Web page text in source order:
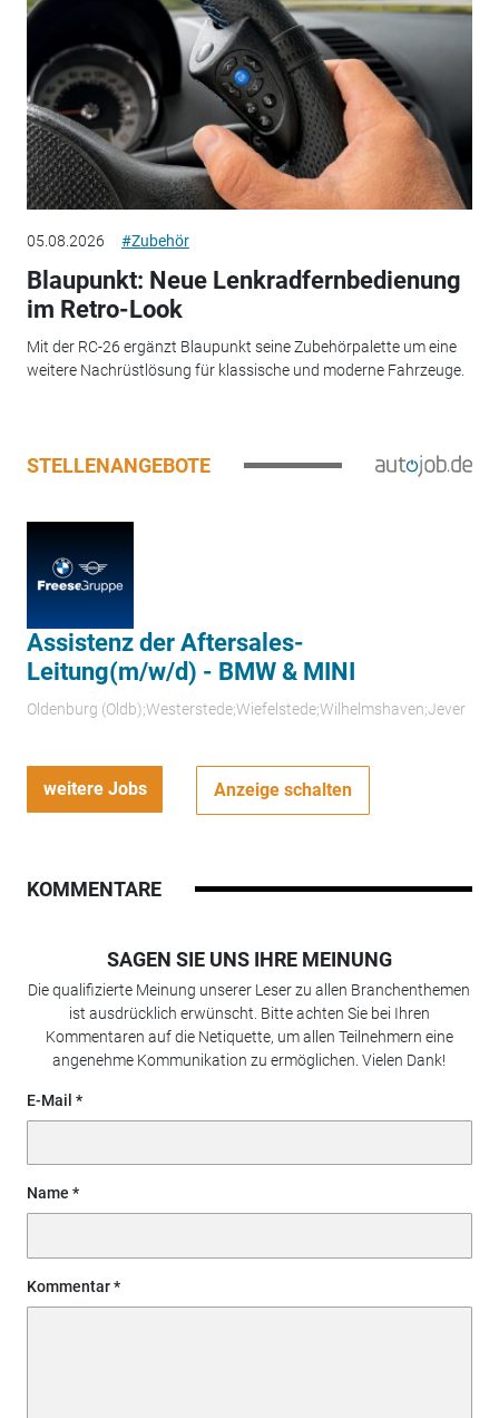
05.08.2026 #Zubehör
Blaupunkt: Neue Lenkradfernbedienung
im Retro-Look
Mit der RC-26 ergänzt Blaupunkt seine Zubehörpalette um eine
weitere Nachrüstlösung für klassische und moderne Fahrzeuge.
STELLENANGEBOTE
Assistenz der Aftersales-
Leitung(m/w/d) - BMW & MINI
Oldenburg (Oldb);Westerstede;Wiefelstede;Wilhelmshaven;Jever
weitere Jobs Anzeige schalten
KOMMENTARE
SAGEN SIE UNS IHRE MEINUNG
Die qualifizierte Meinung unserer Leser zu allen Branchenthemen
ist ausdrücklich erwünscht. Bitte achten Sie bei Ihren
Kommentaren auf die Netiquette, um allen Teilnehmern eine
angenehme Kommunikation zu ermöglichen. Vielen Dank!
E-Mail
Name
Kommentar